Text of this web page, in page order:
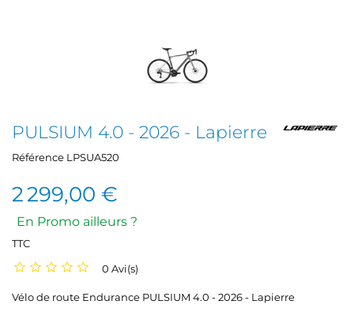
PULSIUM 4.0 - 2026 - Lapierre
Référence LPSUA520
2 299,00 €
En Promo ailleurs ?
TTC
0 Avi(s)
Vélo de route Endurance PULSIUM 4.0 - 2026 - Lapierre